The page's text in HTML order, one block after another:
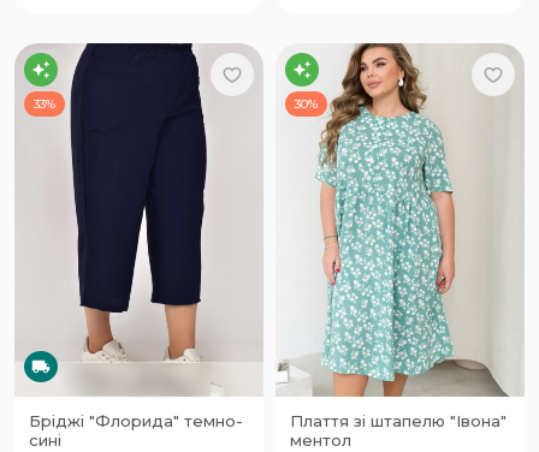
33%
Бріджі "Флорида" темно-
сині
30%
Плаття зі штапелю "Івона"
ментол